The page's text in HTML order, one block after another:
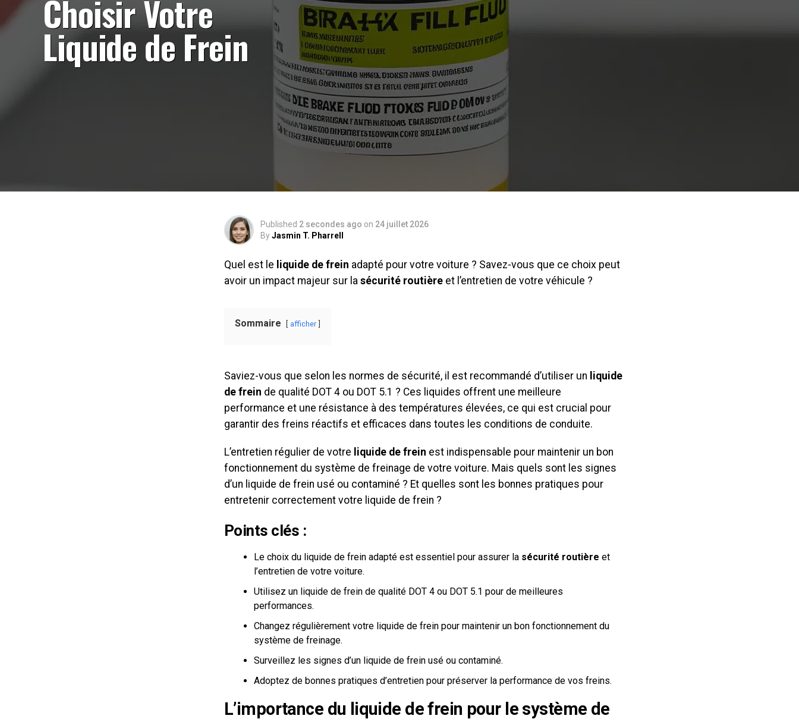
Choisir Votre
Liquide de Frein
Published 2 secondes ago on 24 juillet 2026
ByJasmin T. Pharrell
Quel est le liquide de frein adapté pour votre voiture ? Savez-vous que ce choix peut
avoir un impact majeur sur la sécurité routière et l’entretien de votre véhicule ?
Sommaire afficher
Saviez-vous que selon les normes de sécurité, il est recommandé d’utiliser un liquide
de frein de qualité DOT 4 ou DOT 5.1 ? Ces liquides offrent une meilleure
performance et une résistance à des températures élevées, ce qui est crucial pour
garantir des freins réactifs et efficaces dans toutes les conditions de conduite.
L’entretien régulier de votre liquide de frein est indispensable pour maintenir un bon
fonctionnement du système de freinage de votre voiture. Mais quels sont les signes
d’un liquide de frein usé ou contaminé ? Et quelles sont les bonnes pratiques pour
entretenir correctement votre liquide de frein ?
Points clés :
Le choix du liquide de frein adapté est essentiel pour assurer la sécurité routière et
l’entretien de votre voiture.
Utilisez un liquide de frein de qualité DOT 4 ou DOT 5.1 pour de meilleures
performances.
Changez régulièrement votre liquide de frein pour maintenir un bon fonctionnement du
système de freinage.
Surveillez les signes d’un liquide de frein usé ou contaminé.
Adoptez de bonnes pratiques d’entretien pour préserver la performance de vos freins.
L’importance du liquide de frein pour le système de